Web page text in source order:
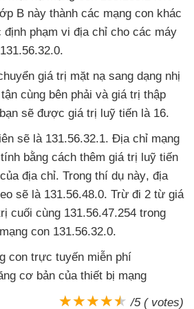
B này thành các mạng con khác
định phạm vi địa chỉ cho các máy
giá trị mặt nạ sang dạng nhị
cùng bên phải và giá trị thập
sẽ được giá trị luỹ tiến là 16.
sẽ là 131.56.32.1. Địa chỉ mạng
bằng cách thêm giá trị luỹ tiến
của địa chỉ. Trong thí dụ này, địa
sẽ là 131.56.48.0. Trừ đi 2 từ giá
cuối cùng 131.56.47.254 trong
con 131.56.32.0.
con trực tuyến miễn phí
cơ bản của thiết bị mạng
/5 ( votes)